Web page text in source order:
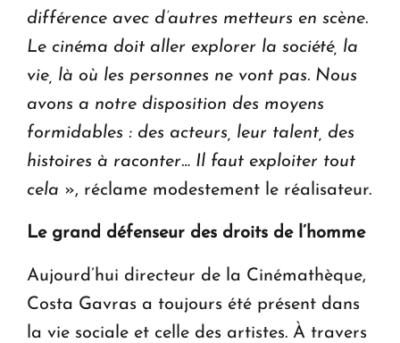
différence avec d’autres metteurs en scène.
Le cinéma doit aller explorer la société, la
vie, là où les personnes ne vont pas. Nous
avons a notre disposition des moyens
formidables : des acteurs, leur talent, des
histoires à raconter… Il faut exploiter tout
cela », réclame modestement le réalisateur.
Le grand défenseur des droits de l’homme
Aujourd’hui directeur de la Cinémathèque,
Costa Gavras a toujours été présent dans
la vie sociale et celle des artistes. À travers